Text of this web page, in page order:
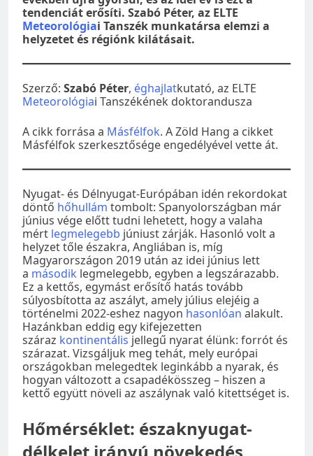
tendenciát erősíti. Szabó Péter, az ELTE
Meteorológiai Tanszék munkatársa elemzi a
helyzetet és régiónk kilátásait.
Szerző: Szabó Péter, éghajlatkutató, az ELTE
Meteorológiai Tanszékének doktorandusza
A cikk forrása a Másfélfok. A Zöld Hang a cikket
Másfélfok szerkesztősége engedélyével vette át.
Nyugat- és Délnyugat-Európában idén rekordokat
döntő hőhullám tombolt: Spanyolországban már
június vége előtt tudni lehetett, hogy a valaha
mért legmelegebb júniust zárják. Hasonló volt a
helyzet tőle északra, Angliában is, míg
Magyarországon 2019 után az idei június lett
a második legmelegebb, egyben a legszárazabb.
Ez a kettős, egymást erősítő hatás tovább
súlyosbította az aszályt, amely július elejéig a
történelmi 2022-eshez nagyon hasonlóan alakult.
Hazánkban eddig egy kifejezetten
száraz kontinentális jellegű nyarat élünk: forrót és
szárazat. Vizsgáljuk meg tehát, mely európai
országokban melegedtek leginkább a nyarak, és
hogyan változott a csapadékösszeg – hiszen a
kettő együtt növeli az aszálynak való kitettséget is.
Hőmérséklet: északnyugat-
délkelet irányú növekedés